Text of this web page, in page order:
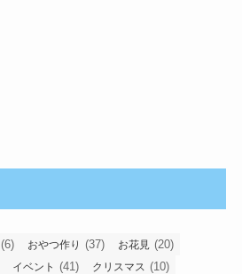
(6) おやつ作り (37) お花見 (20)
イベント (41) クリスマス (10)